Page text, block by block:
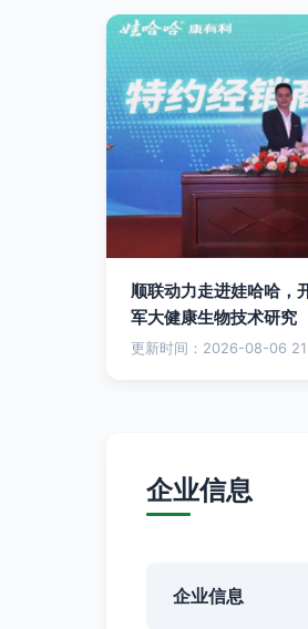
顺联动力走进娃哈哈，
军大健康生物技术研究
更新时间：2026-08-06
企业信息
企业信息